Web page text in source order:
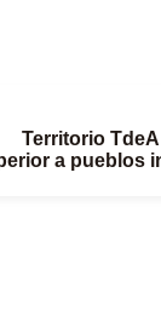
Territorio
a pueblos